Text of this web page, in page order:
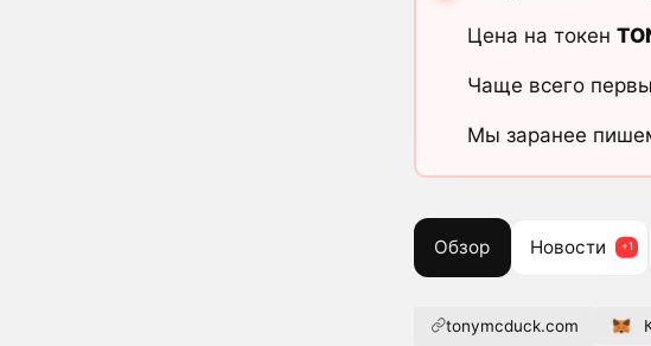
Цена на токен
Чаще всего
Мы заранее
Обзор Новости
tonymcduck.com